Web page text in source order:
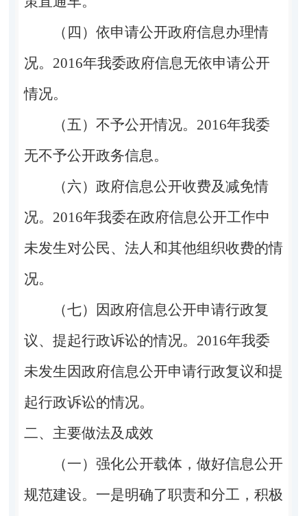
（四）依申请公开政府信息办理情
况。2016年我委政府信息无依申请公开
情况。
（五）不予公开情况。2016年我委
无不予公开政务信息。
（六）政府信息公开收费及减免情
况。2016年我委在政府信息公开工作中
未发生对公民、法人和其他组织收费的情
况。
（七）因政府信息公开申请行政复
议、提起行政诉讼的情况。2016年我委
未发生因政府信息公开申请行政复议和提
起行政诉讼的情况。
二、主要做法及成效
（一）强化公开载体，做好信息公开
规范建设。一是明确了职责和分工，积极